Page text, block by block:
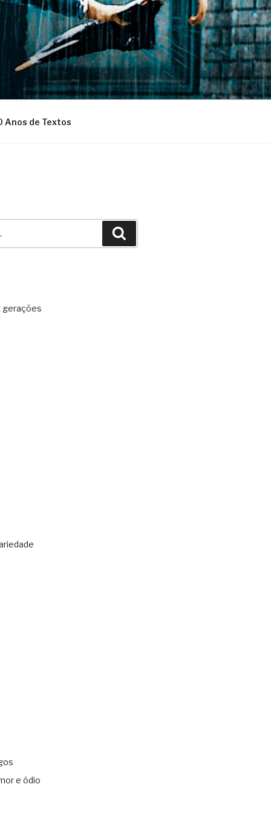
Anos de Textos
gerações
e ódio